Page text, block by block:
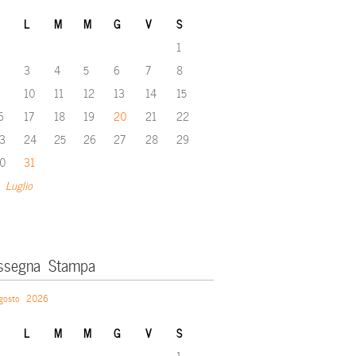
L M M G V S
Luglio
1
3 4 5 6 7
8
10 11 12 13 14
15
17 18 19 20 21
22
24 25 26 27 28
29
31
Stampa
2026
L M M G V S